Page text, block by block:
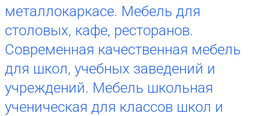
металлокаркасе. Мебель для
столовых, кафе, ресторанов.
Современная качественная мебель
для школ, учебных заведений и
учреждений. Мебель школьная
ученическая для классов школ и